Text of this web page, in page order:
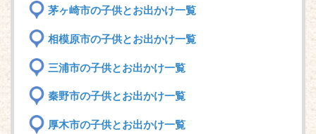
茅ヶ崎市の子供とお出かけ一覧
相模原市の子供とお出かけ一覧
三浦市の子供とお出かけ一覧
秦野市の子供とお出かけ一覧
厚木市の子供とお出かけ一覧